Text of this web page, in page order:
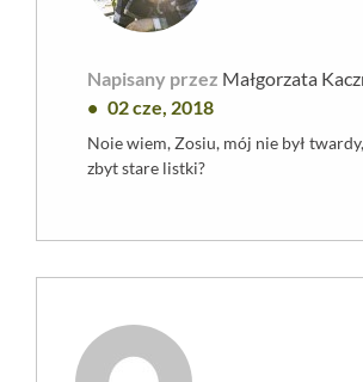
Napisany przez Małgorzata
02 cze, 2018
Noie wiem, Zosiu, mój nie był
zbyt stare listki?